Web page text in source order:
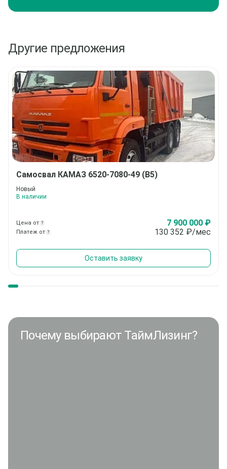
Другие предложения
Самосвал КАМАЗ 6520-7080-49 (В5)
Новый
В наличии
Цена от ? 7 900 000 ₽
Платеж от ? 130 352 ₽/мес
Оставить заявку
Почему выбирают ТаймЛизинг?